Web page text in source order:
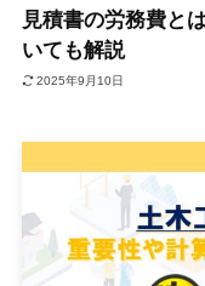
見積書の労務費と
いても解説
2025年9月10日